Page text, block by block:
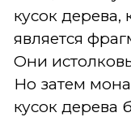
кусок дерева,
является
Они
Но затем
кусок дерева